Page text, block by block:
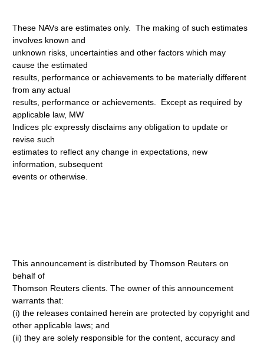
These NAVs are estimates only. The making of such estimates
involves known and
unknown risks, uncertainties and other factors which may
cause the estimated
results, performance or achievements to be materially different
from any actual
results, performance or achievements. Except as required by
applicable law, MW
Indices plc expressly disclaims any obligation to update or
revise such
estimates to reflect any change in expectations, new
information, subsequent
events or otherwise.
This announcement is distributed by Thomson Reuters on
behalf of
Thomson Reuters clients. The owner of this announcement
warrants that:
(i) the releases contained herein are protected by copyright and
other applicable laws; and
(ii) they are solely responsible for the content, accuracy and